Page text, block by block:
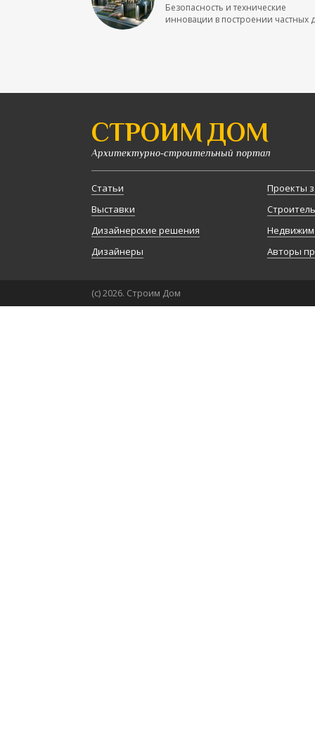
Безопасность и технические
инновации в построении частных
СТРОИМ ДОМ
Архитектурно-строительный портал
Статьи
Выставки
Дизайнерские решения
Дизайнеры
Проекты
Авторы
(с) 2026. Строим Дом